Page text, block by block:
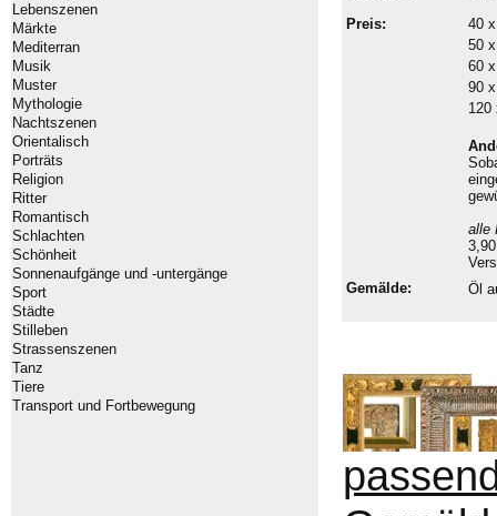
Lebenszenen
Märkte
Mediterran
Musik
Muster
Mythologie
Nachtszenen
Orientalisch
Porträts
Religion
Ritter
Romantisch
Schlachten
Schönheit
Sonnenaufgänge und -untergänge
Sport
Städte
Stilleben
Strassenszenen
Tanz
Tiere
Transport und Fortbewegung
Preis:
40
50
60
90
120
alle
Gemälde:
Öl